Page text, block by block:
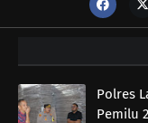
Polres
Pemilu